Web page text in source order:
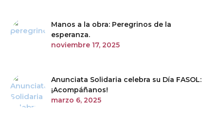
Manos a la obra: Peregrinos de la
esperanza.
noviembre 17, 2025
Anunciata Solidaria celebra su Día FASOL:
¡Acompáñanos!
marzo 6, 2025